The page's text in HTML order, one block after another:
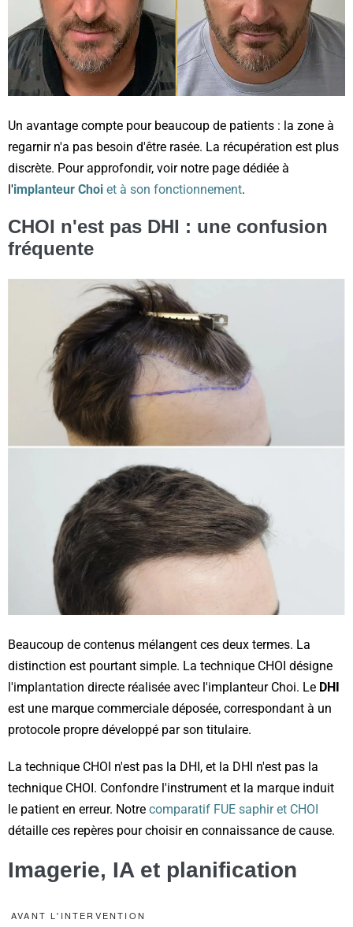
Un avantage compte pour beaucoup de patients : la zone à
regarnir n'a pas besoin d'être rasée. La récupération est plus
discrète. Pour approfondir, voir notre page dédiée à
l'implanteur Choi et à son fonctionnement.
CHOI n'est pas DHI : une confusion
fréquente
Beaucoup de contenus mélangent ces deux termes. La
distinction est pourtant simple. La technique CHOI désigne
l'implantation directe réalisée avec l'implanteur Choi. Le DHI
est une marque commerciale déposée, correspondant à un
protocole propre développé par son titulaire.
La technique CHOI n'est pas la DHI, et la DHI n'est pas la
technique CHOI. Confondre l'instrument et la marque induit
le patient en erreur. Notre comparatif FUE saphir et CHOI
détaille ces repères pour choisir en connaissance de cause.
Imagerie, IA et planification
AVANT L'INTERVENTION